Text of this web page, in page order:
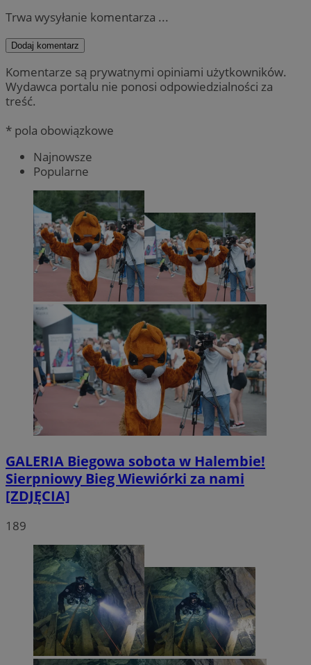
Trwa wysyłanie komentarza ...
Dodaj komentarz
Komentarze są prywatnymi opiniami użytkowników.
Wydawca portalu nie ponosi odpowiedzialności za
treść.
* pola obowiązkowe
Najnowsze
Popularne
GALERIA Biegowa sobota w Halembie!
Sierpniowy Bieg Wiewiórki za nami
[ZDJĘCIA]
189